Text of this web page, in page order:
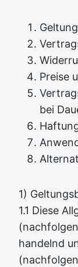
Preise
bei
1)
1.1 Diese
handelnd